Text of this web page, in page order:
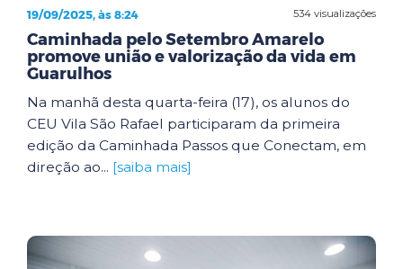
534 visualizações
19/09/2025, às 8:24
Caminhada pelo Setembro Amarelo
promove união e valorização da vida em
Guarulhos
Na manhã desta quarta-feira (17), os alunos do
CEU Vila São Rafael participaram da primeira
edição da Caminhada Passos que Conectam, em
direção ao... [saiba mais]